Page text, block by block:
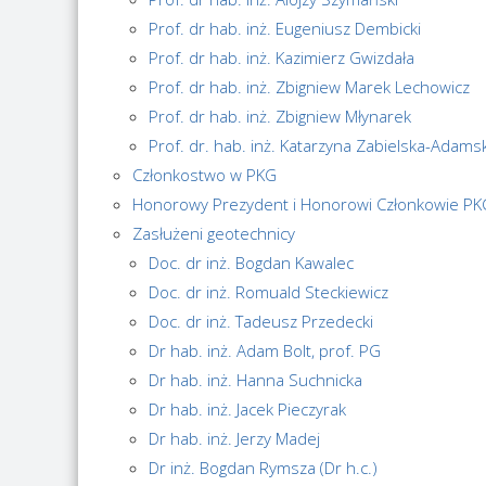
Prof. dr hab. inż. Eugeniusz Dembicki
Prof. dr hab. inż. Kazimierz Gwizdała
Prof. dr hab. inż. Zbigniew Marek Lechowicz
Prof. dr hab. inż. Zbigniew Młynarek
Prof. dr. hab. inż. Katarzyna Zabielska-
Członkostwo w PKG
Honorowy Prezydent i Honorowi Członkowie
Zasłużeni geotechnicy
Doc. dr inż. Bogdan Kawalec
Doc. dr inż. Romuald Steckiewicz
Doc. dr inż. Tadeusz Przedecki
Dr hab. inż. Adam Bolt, prof. PG
Dr hab. inż. Hanna Suchnicka
Dr hab. inż. Jacek Pieczyrak
Dr hab. inż. Jerzy Madej
Dr inż. Bogdan Rymsza (Dr h.c.)